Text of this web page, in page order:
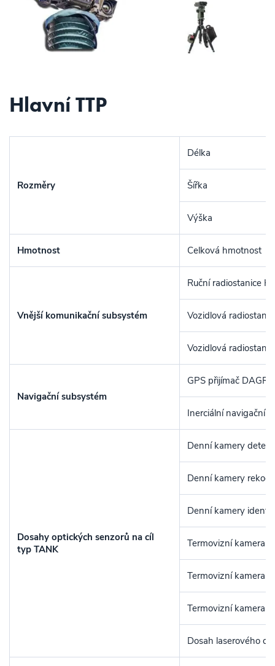
Hlavní TTP
Rozměry
Délka
Šířka
Výška
Hmotnost Celková hmotnost
Vnější komunikační subsystém
Ruční radiostanice
Vozidlová
Vozidlová
Navigační subsystém
GPS přijímač DAGR
Inerciální navigační
Dosahy optických senzorů na cíl
typ TANK
Denní kamery
Denní kamery
Denní kamery
Termovizní kamera
Termovizní kamera
Termovizní kamera
Dosah laserového